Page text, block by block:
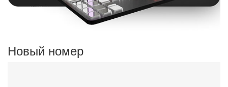
Новый номер